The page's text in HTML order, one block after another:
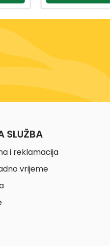
SLUŽBA
i reklamacija
vrijeme